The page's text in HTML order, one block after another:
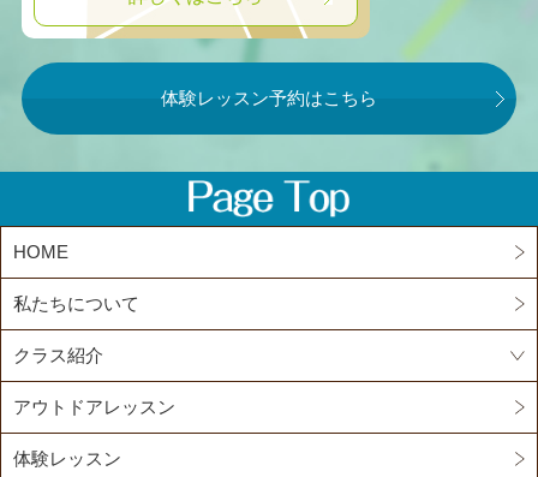
体験レッスン予約はこちら
HOME
私たちについて
クラス紹介
アウトドアレッスン
体験レッスン